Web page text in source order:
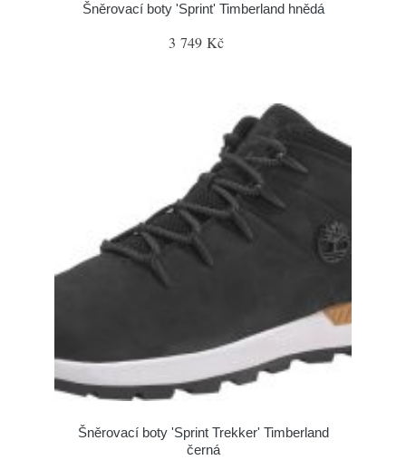
Šněrovací boty 'Sprint' Timberland hnědá
3 749 Kč
Šněrovací boty 'Sprint Trekker' Timberland
černá